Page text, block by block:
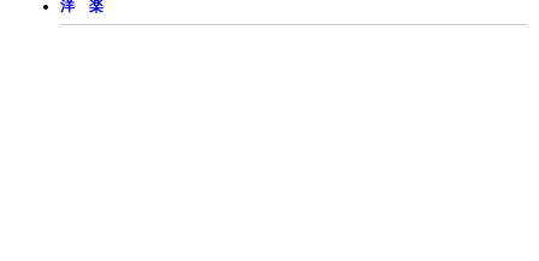
洋 楽